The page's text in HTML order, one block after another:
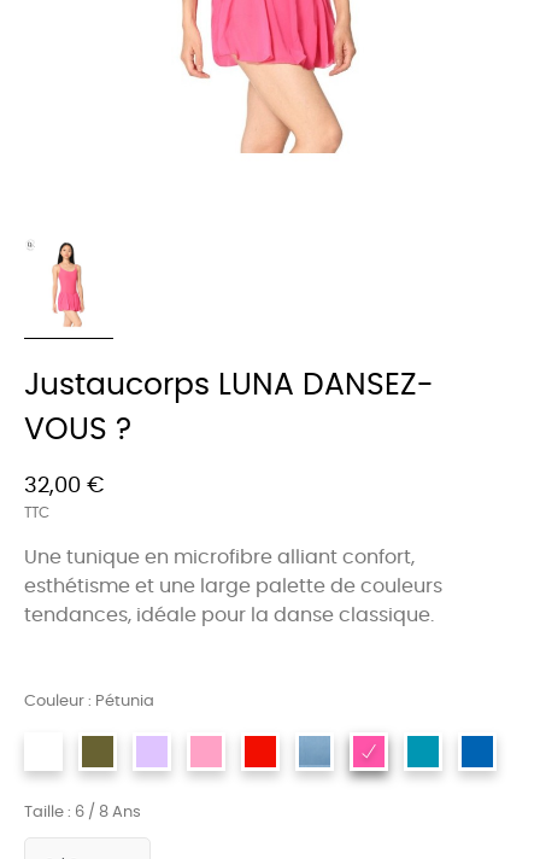
Justaucorps LUNA DANSEZ-
VOUS ?
32,00 €
TTC
Une tunique en microfibre alliant confort,
esthétisme et une large palette de couleurs
tendances, idéale pour la danse classique.
Couleur : Pétunia
Taille : 6 / 8 Ans